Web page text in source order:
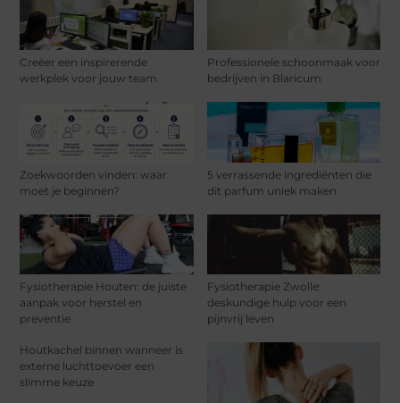
Creëer een inspirerende
werkplek voor jouw team
Professionele schoonmaak voor
bedrijven in Blaricum
Zoekwoorden vinden: waar
moet je beginnen?
5 verrassende ingrediënten die
dit parfum uniek maken
Fysiotherapie Houten: de juiste
aanpak voor herstel en
preventie
Fysiotherapie Zwolle:
deskundige hulp voor een
pijnvrij leven
Houtkachel binnen wanneer is
externe luchttoevoer een
slimme keuze